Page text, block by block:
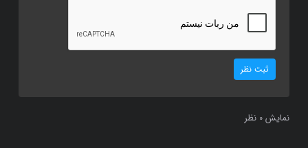
ثبت نظر
نمایش 0 نظر